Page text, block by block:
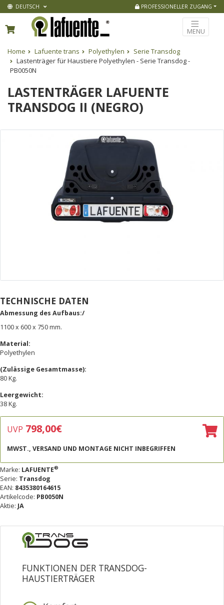
DEUTSCH PROFESSIONELLER ZUGANG
MENU
Home Lafuente trans Polyethylen
Serie Transdog
Lastenträger für Haustiere Polyethylen - Serie Transdog -
PB0050N
LASTENTRÄGER LAFUENTE
TRANSDOG II (NEGRO)
TECHNISCHE DATEN
Abmessung des Aufbaus:/
1100 x 600 x 750 mm.
Material:
Polyethylen
(Zulässige Gesamtmasse):
80 Kg.
Leergewicht:
38 Kg.
UVP 798,00€
MWST., VERSAND UND MONTAGE NICHT INBEGRIFFEN
Marke: LAFUENTE®
Serie: Transdog
EAN: 8435380164615
Artikelcode: PB0050N
Aktie: JA
FUNKTIONEN DER TRANSDOG-
HAUSTIERTRÄGER